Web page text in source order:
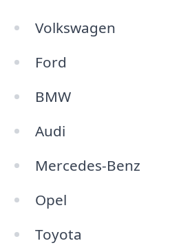
Volkswagen
Ford
BMW
Audi
Mercedes-Benz
Opel
Toyota